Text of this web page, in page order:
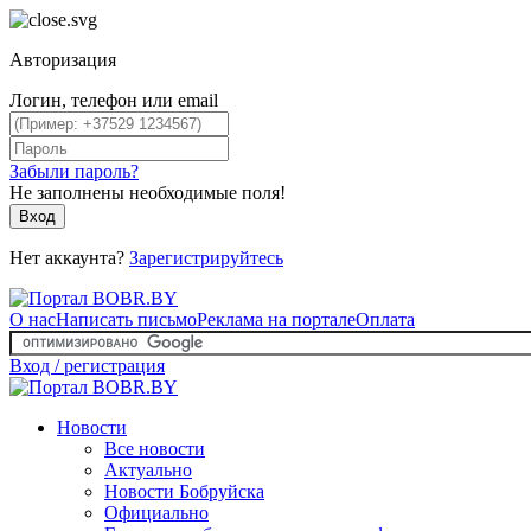
Авторизация
Логин, телефон или email
Забыли пароль?
Не заполнены необходимые поля!
Вход
Нет аккаунта? Зарегистрируйтесь
О насНаписать письмоРеклама на порталеОплата
Вход / регистрация
Новости
Все новости
Актуально
Новости Бобруйска
Официально